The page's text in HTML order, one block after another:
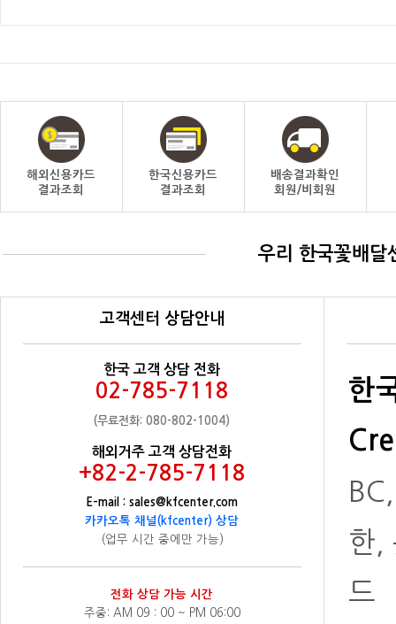
해외신용카드
결과조회
한국신용카드
결과조회
배송결과확인
회원/비회원
우리 한국꽃배달
고객센터 상담안내
한국 고객 상담 전화
02-785-7118
(무료전화: 080-802-1004)
해외거주 고객 상담전화
+82-2-785-7118
E-mail : sales@kfcenter.com
카카오톡 채널(kfcenter) 상담
(업무 시간 중에만 가능)
전화 상담 가능 시간
주중: AM 09 : 00 ~ PM 06:00
한
한,
드